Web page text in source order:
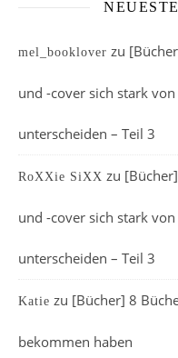
mel_booklover zu
und -cover sich stark
unterscheiden – Teil 3
RoXXie SiXX zu
und -cover sich stark
unterscheiden – Teil 3
Katie zu [Bücher] 8
bekommen haben